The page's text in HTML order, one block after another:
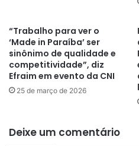
“Trabalho para ver o
‘Made in Paraíba’ ser
sinônimo de qualidade e
competitividade”, diz
Efraim em evento da CNI
25 de março de 2026
Deixe um comentário